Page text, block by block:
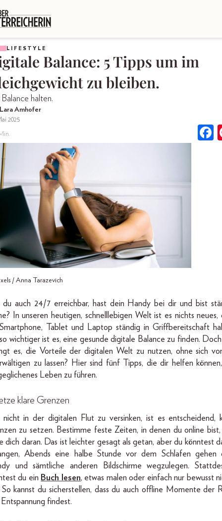
LIFESTYLE
Balance: 5 Tipps um im
zu bleiben.
halten.
Amhofer
2025
/ Anna Tarazevich
du auch 24/7 erreichbar, hast dein Handy bei dir und bist
In unseren heutigen, schnelllebigen Welt ist es nichts neues,
Tablet und Laptop ständig in Griffbereitschaft
wichtiger ist es, eine gesunde digitale Balance zu finden.
es, die Vorteile der digitalen Welt zu nutzen, ohne sich
zu lassen? Hier sind fünf Tipps, die dir helfen
Leben zu führen.
klare Grenzen
in der digitalen Flut zu versinken, ist es entscheidend,
zu setzen. Bestimme feste Zeiten, in denen du online bist,
dich daran. Das ist leichter gesagt als getan, aber du könntest
Abends eine halbe Stunde vor dem Schlafen gehen
und sämtliche anderen Bildschirme wegzulegen.
du ein Buch lesen, etwas malen oder einfach nur bewusst
So kannst du sicherstellen, dass du auch offline Momente der
findest.